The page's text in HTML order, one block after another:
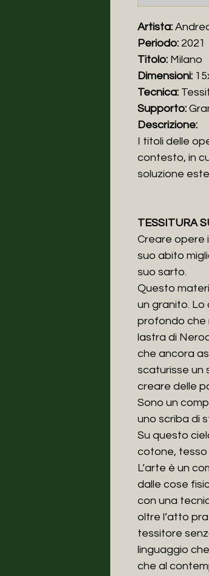
Artista:
Periodo: 2021
Titolo: Milano
Dimensioni:
Tecnica:
Supporto:
Descrizione:
I titoli delle
contesto, in
soluzione
TESSITURA
Creare opere
suo abito
suo sarto.
Questo
un granito. Lo
profondo che
lastra di
che ancora
scaturisse un
creare delle
Sono un
uno scriba di
Su questo
cotone, tesso
L’arte è un
dalle cose
con una
oltre l’atto
tessitore
linguaggio
che al